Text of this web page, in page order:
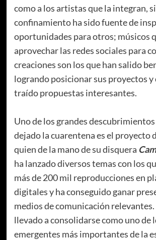
como a los artistas que la integran,
confinamiento ha sido fuente de
oportunidades para otros; músicos
aprovechar las redes sociales para
creaciones son los que han salido
logrando posicionar sus proyectos y
traído propuestas interesantes.
Uno de los grandes descubrimientos
dejado la cuarentena es el proyecto
quien de la mano de su disquera
ha lanzado diversos temas con los
más de 200 mil reproducciones en
digitales y ha conseguido ganar
medios de comunicación relevantes.
llevado a consolidarse como uno de
emergentes más importantes de la